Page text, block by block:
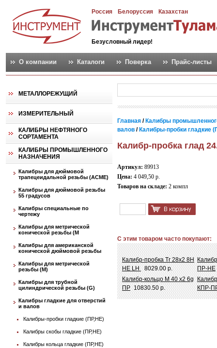
Россия Белоруссия Казахстан
Безусловный лидер!
О компании Каталоги Поверка Прайс-листы
МЕТАЛЛОРЕЖУЩИЙ
ИЗМЕРИТЕЛЬНЫЙ
КАЛИБРЫ НЕФТЯНОГО
СОРТАМЕНТА
КАЛИБРЫ ПРОМЫШЛЕННОГО
НАЗНАЧЕНИЯ
Калибры для дюймовой
трапецеидальной резьбы (АСМЕ)
Калибры для дюймовой резьбы
55 градусов
Калибры специальные по
чертежу
Калибры для метрической
конической резьбы (М
Калибры для американской
конической дюймовой резьбы
Калибры для метрической
резьбы (М)
Калибры для трубной
цилиндрической резьбы (G)
Калибры гладкие для отверстий
и валов
Калибры-пробки гладкие (ПР,НЕ)
Калибры скобы гладкие (ПР,НЕ)
Калибры кольца гладкие (ПР,НЕ)
Главная / Калибры
валов / Калибры-пробки гладкие
Калибр-пробка глад
Артикул: 89913
Цена: 4 049,50 р.
Товаров на складе: 2 компл
С этим товаром часто покупают:
Калибр-пробка Tr 28х2 8Н
НЕ LH 8029.00 р.
ПР-НЕ
Калибр-кольцо М 40 х2 6g
ПР 10830.50 р.
КПР-